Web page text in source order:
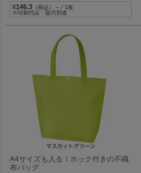
¥146.3 （税込）～ ⁄ 1枚
※印刷代込・版代別途
A4サイズも入る！ホック付きの不織
布バッグ